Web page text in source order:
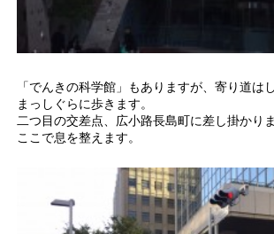
「でんきの科学館」もありますが、寄り道は
まっしぐらに歩きます。
二つ目の交差点、広小路長島町に差し掛かりま
ここで息を整えます。